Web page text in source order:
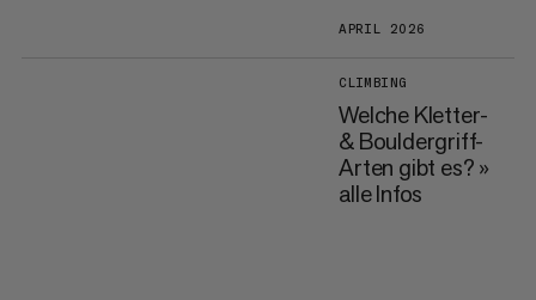
APRIL 2026
CLIMBING
Welche Kletter-
& Bouldergriff-
Arten gibt es? »
alle Infos